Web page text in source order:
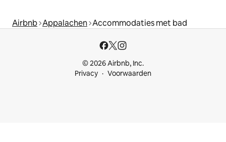
Airbnb Appalachen Accommodaties met bad
© 2026 Airbnb, Inc.
Privacy
Voorwaarden